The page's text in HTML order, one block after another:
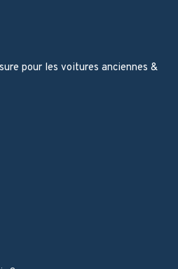
pour les voitures anciennes &